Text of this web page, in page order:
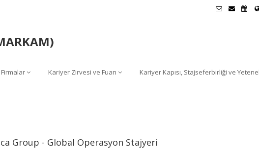
Kariyer Zirvesi ve Fuarı Kariyer Kapısı, Stajseferbirliği ve
Group - Global Operasyon Stajyeri